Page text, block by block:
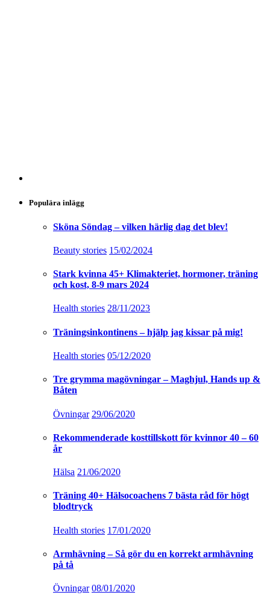
Populära inlägg
Sköna Söndag – vilken härlig dag det blev!
Beauty stories 15/02/2024
Stark kvinna 45+ Klimakteriet, hormoner, träning
och kost, 8-9 mars 2024
Health stories 28/11/2023
Träningsinkontinens – hjälp jag kissar på mig!
Health stories 05/12/2020
Tre grymma magövningar – Maghjul, Hands up &
Båten
Övningar 29/06/2020
Rekommenderade kosttillskott för kvinnor 40 – 60
år
Hälsa 21/06/2020
Träning 40+ Hälsocoachens 7 bästa råd för högt
blodtryck
Health stories 17/01/2020
Armhävning – Så gör du en korrekt armhävning
på tå
Övningar 08/01/2020